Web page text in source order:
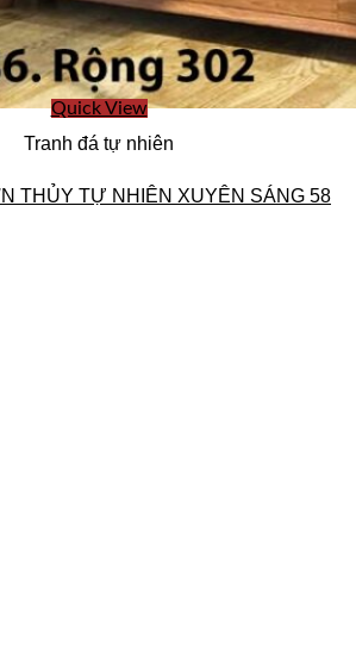
Quick View
Tranh đá tự nhiên
THỦY TỰ NHIÊN XUYÊN SÁNG 58